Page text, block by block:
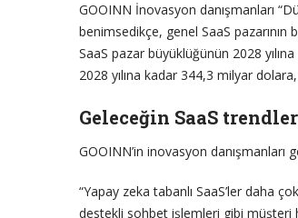
GOOINN İnovasyon danışmanları
benimsedikçe, genel SaaS
SaaS pazar büyüklüğünün 2028
2028 yılına kadar 344,3 milyar
Geleceğin SaaS
GOOINN’in inovasyon danışmanları
“Yapay zeka tabanlı SaaS’ler daha
destekli sohbet işlemleri gibi müşteri